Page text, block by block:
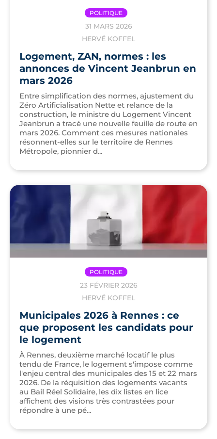
POLITIQUE
31 MARS 2026
HERVÉ KOFFEL
Logement, ZAN, normes : les
annonces de Vincent Jeanbrun en
mars 2026
Entre simplification des normes, ajustement du
Zéro Artificialisation Nette et relance de la
construction, le ministre du Logement Vincent
Jeanbrun a tracé une nouvelle feuille de route en
mars 2026. Comment ces mesures nationales
résonnent-elles sur le territoire de Rennes
Métropole, pionnier d...
POLITIQUE
23 FÉVRIER 2026
HERVÉ KOFFEL
Municipales 2026 à Rennes : ce
que proposent les candidats pour
le logement
À Rennes, deuxième marché locatif le plus
tendu de France, le logement s'impose comme
l'enjeu central des municipales des 15 et 22 mars
2026. De la réquisition des logements vacants
au Bail Réel Solidaire, les dix listes en lice
affichent des visions très contrastées pour
répondre à une pé...